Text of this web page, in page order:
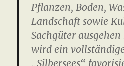
Pflanzen, Boden,
Landschaft sowie
Sachgüter
wird ein
„Silbersees“